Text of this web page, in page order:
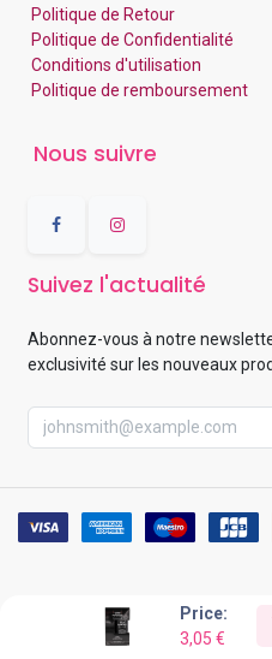
Price:
3,05 €
Politique de Retour
Politique de Confidentialité
Conditions d'utilisation
Politique de remboursement
Nous suivre
Suivez l'actualité
Abonnez-vous à notre
exclusivité sur les nouveaux
Copyright ©BeautyCorner24